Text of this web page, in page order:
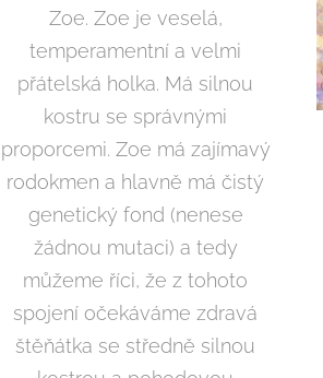
Zoe. Zoe je veselá,
temperamentní a velmi
přátelská holka. Má silnou
kostru se správnými
proporcemi. Zoe má zajímavý
rodokmen a hlavně má čistý
genetický fond (nenese
žádnou mutaci) a tedy
můžeme říci, že z tohoto
spojení očekáváme zdravá
štěňátka se středně silnou